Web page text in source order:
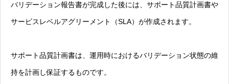
バリデーション報告書が完成した後には、サポート品質計画書や
サービスレベルアグリーメント（SLA）が作成されます。
サポート品質計画書は、運用時におけるバリデーション状態の維
持を計画し保証するものです。